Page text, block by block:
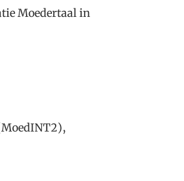
Moedertaal in